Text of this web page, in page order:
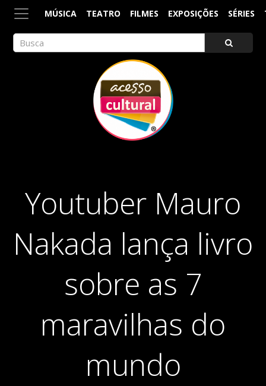
MÚSICA TEATRO FILMES EXPOSIÇÕES SÉRIES
Youtuber Mauro
Nakada lança livro
sobre as 7
maravilhas do
mundo